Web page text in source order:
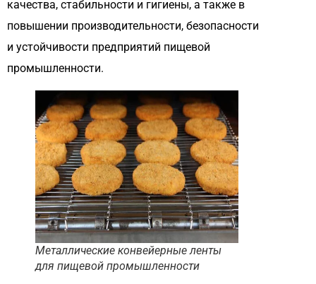
качества, стабильности и гигиены, а также в
повышении производительности, безопасности
и устойчивости предприятий пищевой
промышленности.
Металлические конвейерные ленты
для пищевой промышленности